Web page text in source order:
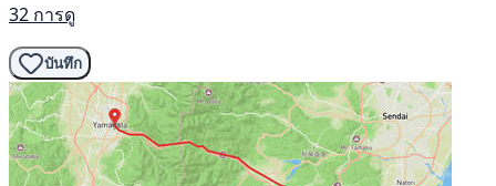
32 การดู
บันทึก